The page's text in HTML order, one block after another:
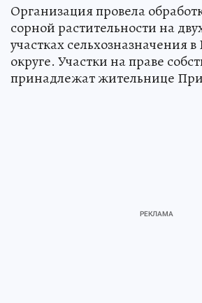
Организация провела
сорной растительности на
участках сельхозназначения
округе. Участки на праве
принадлежат жительнице